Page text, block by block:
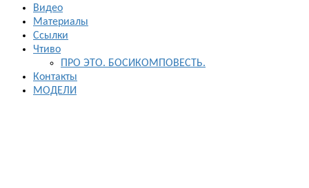
Видео
Материалы
Ссылки
Чтиво
ПРО ЭТО. БОСИКОМПОВЕСТЬ.
Контакты
МОДЕЛИ